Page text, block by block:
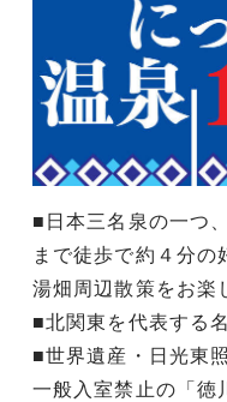
■日本三名泉の一つ
まで徒歩で約４分の
湯畑周辺散策をお楽
■北関東を代表する
■世界遺産・日光東
一般入室禁止の「徳